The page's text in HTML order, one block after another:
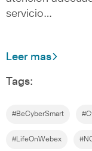
servicio…
Leer mas
Tags:
#BeCyberSmart
#LifeOnWebex